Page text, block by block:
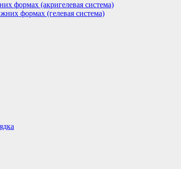
формах (акригелевая система)
формах (гелевая система)